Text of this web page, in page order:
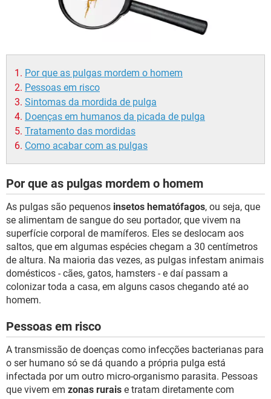
Por que as pulgas mordem o homem
Pessoas em risco
Sintomas da mordida de pulga
Doenças em humanos da picada de pulga
Tratamento das mordidas
Como acabar com as pulgas
Por que as pulgas mordem o homem
As pulgas são pequenos insetos hematófagos, ou seja, que
se alimentam de sangue do seu portador, que vivem na
superfície corporal de mamíferos. Eles se deslocam aos
saltos, que em algumas espécies chegam a 30 centímetros
de altura. Na maioria das vezes, as pulgas infestam animais
domésticos - cães, gatos, hamsters - e daí passam a
colonizar toda a casa, em alguns casos chegando até ao
homem.
Pessoas em risco
A transmissão de doenças como infecções bacterianas para
o ser humano só se dá quando a própria pulga está
infectada por um outro micro-organismo parasita. Pessoas
que vivem em zonas rurais e tratam diretamente com